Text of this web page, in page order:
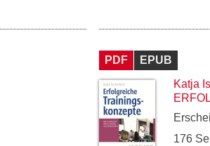
PDF
EPUB
Katja
176